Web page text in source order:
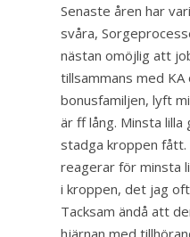
Senaste åren har
svåra,
nästan omöjlig att
tillsammans med KA
bonusfamiljen, lyft
är ff lång. Minsta
stadga kroppen
reagerar för minsta
i kroppen, det jag
Tacksam ändå att
hjärnan med